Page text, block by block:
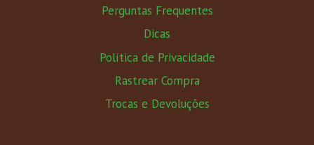
Perguntas Frequentes
Dicas
Política de Privacidade
Rastrear Compra
Trocas e Devoluções